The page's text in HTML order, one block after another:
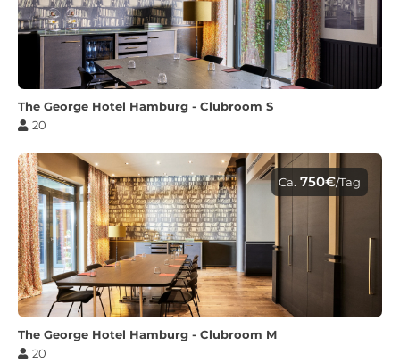
The George Hotel Hamburg - Clubroom S
20
Ca. 750€/Tag
The George Hotel Hamburg - Clubroom M
20